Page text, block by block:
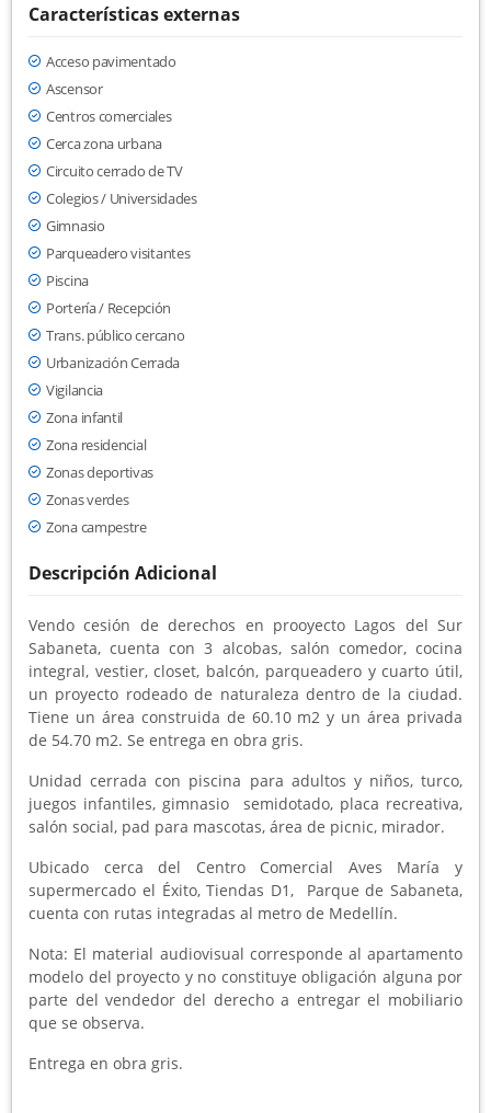
Características externas
Acceso pavimentado
Ascensor
Centros comerciales
Cerca zona urbana
Circuito cerrado de TV
Colegios / Universidades
Gimnasio
Parqueadero visitantes
Piscina
Portería / Recepción
Trans. público cercano
Urbanización Cerrada
Vigilancia
Zona infantil
Zona residencial
Zonas deportivas
Zonas verdes
Zona campestre
Descripción Adicional
Vendo cesión de derechos en prooyecto Lagos del Sur
Sabaneta, cuenta con 3 alcobas, salón comedor, cocina
integral, vestier, closet, balcón, parqueadero y cuarto útil,
un proyecto rodeado de naturaleza dentro de la ciudad.
Tiene un área construida de 60.10 m2 y un área privada
de 54.70 m2. Se entrega en obra gris.
Unidad cerrada con piscina para adultos y niños, turco,
juegos infantiles, gimnasio semidotado, placa recreativa,
salón social, pad para mascotas, área de picnic, mirador.
Ubicado cerca del Centro Comercial Aves María y
supermercado el Éxito, Tiendas D1, Parque de Sabaneta,
cuenta con rutas integradas al metro de Medellín.
Nota: El material audiovisual corresponde al apartamento
modelo del proyecto y no constituye obligación alguna por
parte del vendedor del derecho a entregar el mobiliario
que se observa.
Entrega en obra gris.